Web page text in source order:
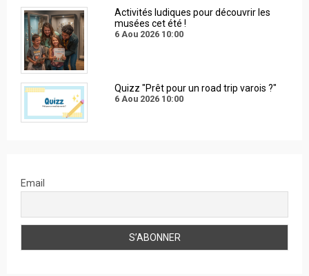
Activités ludiques pour découvrir les
musées cet été !
6 Aou 2026 10:00
Quizz "Prêt pour un road trip varois ?"
6 Aou 2026 10:00
Email